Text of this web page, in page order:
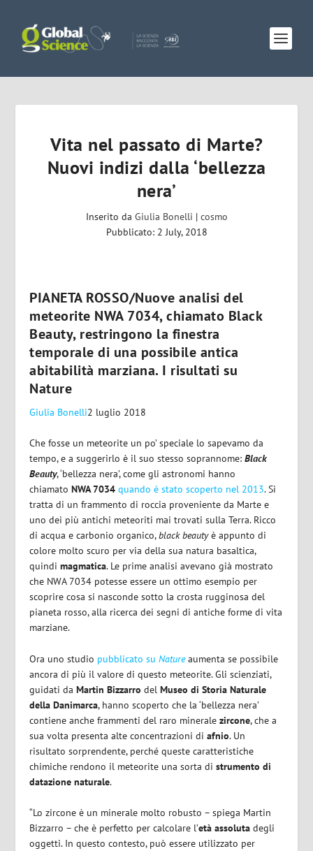
Vita nel passato di Marte?
Nuovi indizi dalla ‘bellezza
nera’
Inserito da Giulia Bonelli | cosmo
Pubblicato: 2 July, 2018
PIANETA ROSSO/Nuove analisi del
meteorite NWA 7034, chiamato Black
Beauty, restringono la finestra
temporale di una possibile antica
abitabilità marziana. I risultati su
Nature
Giulia Bonelli2 luglio 2018
Che fosse un meteorite un po’ speciale lo sapevamo da
tempo, e a suggerirlo è il suo stesso soprannome:Black
Beauty, ‘bellezza nera’, come gli astronomi hanno
chiamatoNWA 7034 quando è stato scoperto nel 2013. Si
tratta di un frammento di roccia proveniente da Marte e
uno dei più antichi meteoriti mai trovati sulla Terra. Ricco
di acqua e carbonio organico,black beautyè appunto di
colore molto scuro per via della sua natura basaltica,
quindimagmatica. Le prime analisi avevano già mostrato
che NWA 7034 potesse essere un ottimo esempio per
scoprire cosa si nasconde sotto la crosta rugginosa del
pianeta rosso, alla ricerca dei segni di antiche forme di vita
marziane.
Ora uno studio pubblicato suNatureaumenta se possibile
ancora di più il valore di questo meteorite. Gli scienziati,
guidati daMartin Bizzarro delMuseo di Storia Naturale
della Danimarca, hanno scoperto che la ‘bellezza nera’
contiene anche frammenti del raro mineralezircone, che a
sua volta presenta alte concentrazioni diafnio. Un
risultato sorprendente, perché queste caratteristiche
chimiche rendono il meteorite una sorta distrumento di
datazione naturale.
“Lo zircone è un minerale molto robusto – spiega Martin
Bizzarro – che è perfetto per calcolare l’età assolutadegli
oggetti. In questo contesto, può essere utilizzato per